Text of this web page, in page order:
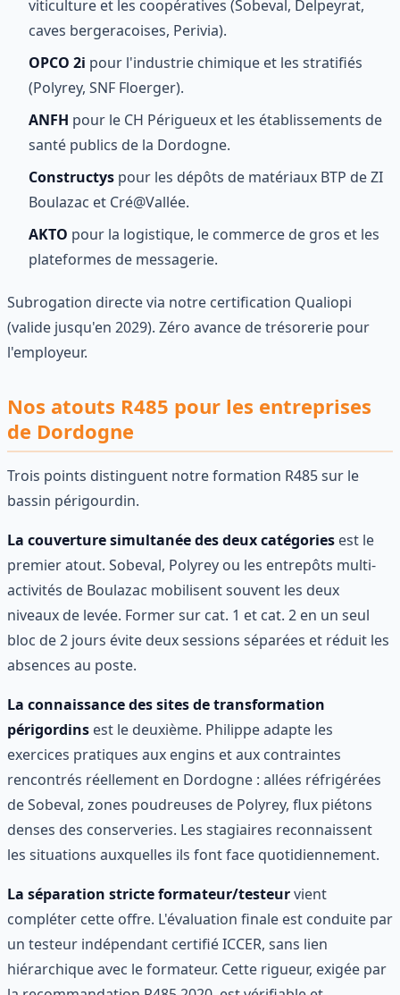
viticulture et les coopératives (Sobeval, Delpeyrat,
caves bergeracoises, Perivia).
OPCO 2i pour l'industrie chimique et les stratifiés
(Polyrey, SNF Floerger).
ANFH pour le CH Périgueux et les établissements de
santé publics de la Dordogne.
Constructys pour les dépôts de matériaux BTP de ZI
Boulazac et Cré@Vallée.
AKTO pour la logistique, le commerce de gros et les
plateformes de messagerie.
Subrogation directe via notre certification Qualiopi
(valide jusqu'en 2029). Zéro avance de trésorerie pour
l'employeur.
Nos atouts R485 pour les entreprises
de Dordogne
Trois points distinguent notre formation R485 sur le
bassin périgourdin.
La couverture simultanée des deux catégories est le
premier atout. Sobeval, Polyrey ou les entrepôts multi-
activités de Boulazac mobilisent souvent les deux
niveaux de levée. Former sur cat. 1 et cat. 2 en un seul
bloc de 2 jours évite deux sessions séparées et réduit les
absences au poste.
La connaissance des sites de transformation
périgordins est le deuxième. Philippe adapte les
exercices pratiques aux engins et aux contraintes
rencontrés réellement en Dordogne : allées réfrigérées
de Sobeval, zones poudreuses de Polyrey, flux piétons
denses des conserveries. Les stagiaires reconnaissent
les situations auxquelles ils font face quotidiennement.
La séparation stricte formateur/testeurvient
compléter cette offre. L'évaluation finale est conduite par
un testeur indépendant certifié ICCER, sans lien
hiérarchique avec le formateur. Cette rigueur, exigée par